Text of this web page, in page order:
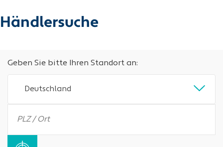
Händlersuche
Geben Sie bitte Ihren Standort an:
Deutschland